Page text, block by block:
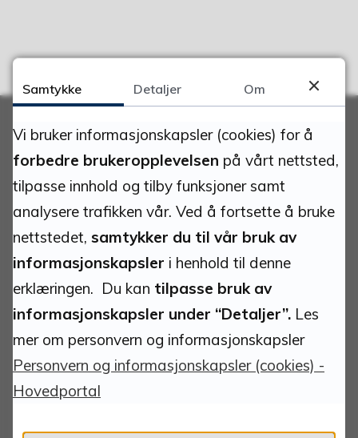
Adresse
Gruvvegen 7
2580 Folldal
Org.nr:
939.885.684
Bankkonto:
1895.07.00072
Samtykke Detaljer Om
Vi bruker informasjonskapsler (cookies) for å
forbedre brukeropplevelsen på vårt nettsted,
tilpasse innhold og tilby funksjoner samt
analysere trafikken vår. Ved å fortsette å bruke
nettstedet, samtykker du til vår bruk av
informasjonskapsler i henhold til denne
erklæringen. Du kan tilpasse bruk av
informasjonskapsler under “Detaljer”. Les
mer om personvern og informasjonskapsler
Personvern og informasjonskapsler (cookies) -
Hovedportal